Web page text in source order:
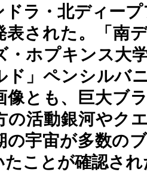
ドラ・北ディー
表された。「南
・ホプキンス大
ド」ペンシルバ
像とも、巨大ブ
の活動銀河やク
の宇宙が多数の
たことが確認され